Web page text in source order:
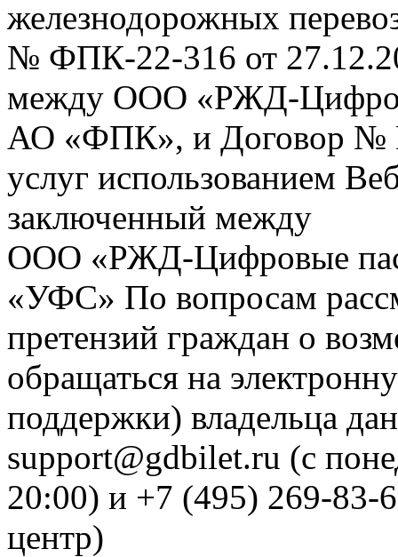
железнодорожных
№ ФПК-22-316 от
между ООО «РЖД-
АО «ФПК», и Договор №
услуг использованием
заключенный между
ООО «РЖД-Цифровые
«УФС» По вопросам
претензий граждан о
обращаться на
поддержки) владельца
support@gdbilet.ru (с
20:00) и +7 (495) 269-83-
центр)